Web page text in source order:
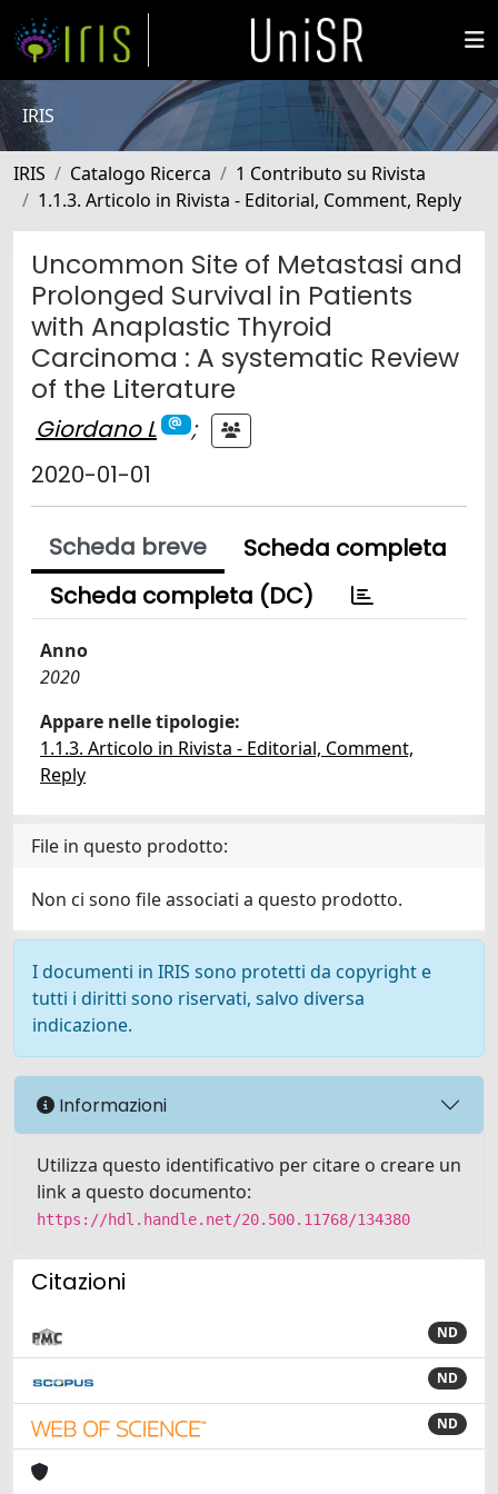
IRIS
IRIS Catalogo Ricerca
1 Contributo su Rivista
1.1.3. Articolo in Rivista - Editorial, Comment, Reply
Uncommon Site of Metastasi and
Prolonged Survival in Patients
with Anaplastic Thyroid
Carcinoma : A systematic Review
of the Literature
Giordano L
;
2020-01-01
Scheda breve
Scheda completa
Scheda completa (DC)
Anno
2020
Appare nelle tipologie:
1.1.3. Articolo in Rivista - Editorial, Comment,
Reply
File in questo prodotto:
Non ci sono file associati a questo prodotto.
I documenti in IRIS sono protetti da copyright e
tutti i diritti sono riservati, salvo diversa
indicazione.
Informazioni
Utilizza questo identificativo per citare o creare un
link a questo documento:
https://hdl.handle.net/20.500.11768/134380
Citazioni
ND
ND
ND